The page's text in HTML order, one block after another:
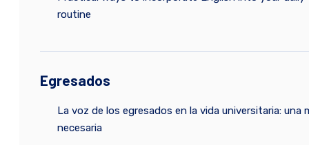
routine
Egresados
La voz de los egresados en la vida universitaria: una
necesaria